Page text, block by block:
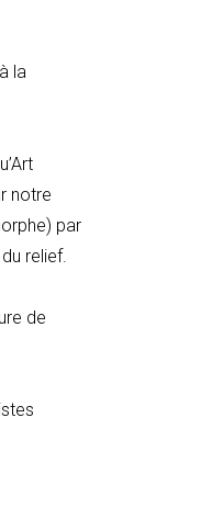
la
notre
par
relief.
de